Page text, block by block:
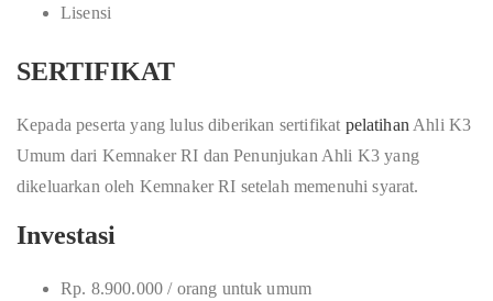
Lisensi
SERTIFIKAT
Kepada peserta yang lulus diberikan sertifikat pelatihan Ahli K3
Umum dari Kemnaker RI dan Penunjukan Ahli K3 yang
dikeluarkan oleh Kemnaker RI setelah memenuhi syarat.
Investasi
Rp. 8.900.000 / orang untuk umum